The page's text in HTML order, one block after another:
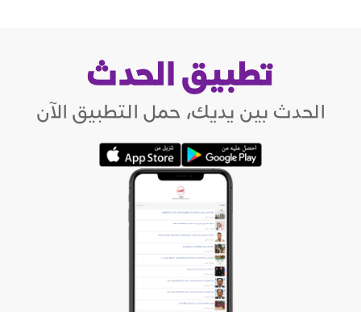
تطبيق الحدث
الحدث بين يديك، حمل التطبيق الآن